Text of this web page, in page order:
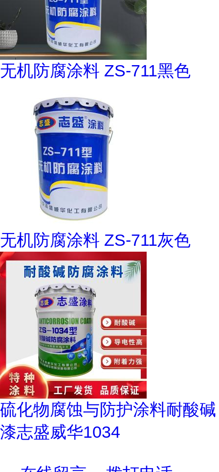
无机防腐涂料 ZS-711黑色
无机防腐涂料 ZS-711灰色
硫化物腐蚀与防护涂料耐酸碱
漆志盛威华1034